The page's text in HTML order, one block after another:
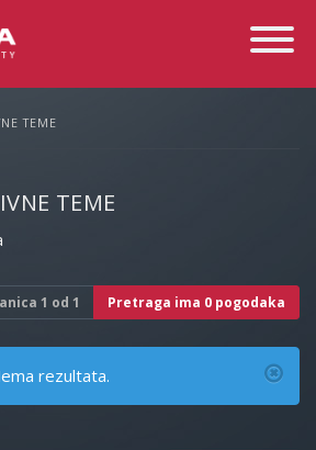
Toggle
TEME
TEME
1 od 1 Pretraga ima 0 pogodaka
rezultata.